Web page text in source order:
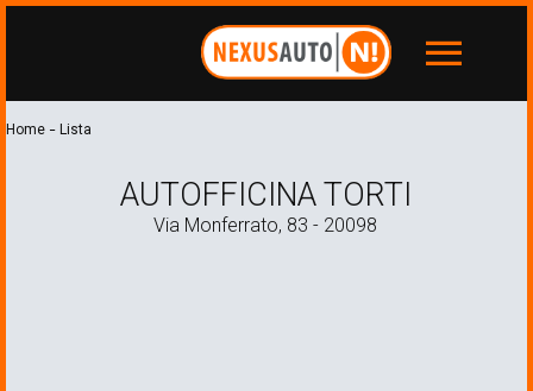
menu
Home - Lista
AUTOFFICINA TORTI
Via Monferrato, 83 - 20098